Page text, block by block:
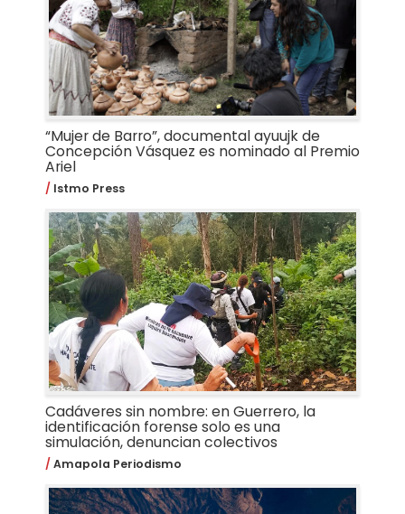
“Mujer de Barro”, documental ayuujk de
Concepción Vásquez es nominado al Premio
Ariel
Istmo Press
Cadáveres sin nombre: en Guerrero, la
identificación forense solo es una
simulación, denuncian colectivos
Amapola Periodismo